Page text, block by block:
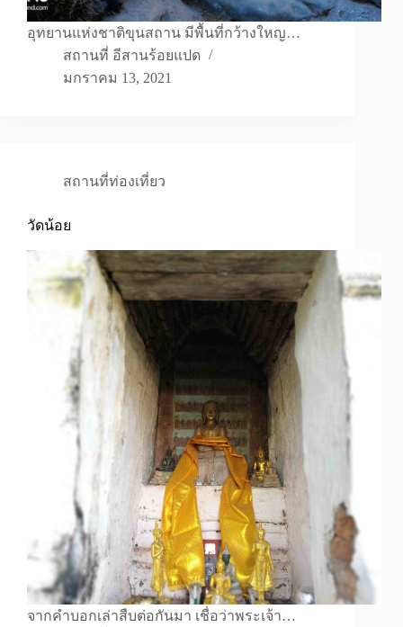
อุทยานแห่งชาติขุนสถาน มีพื้นที่กว้างใหญ…
สถานที่ อีสานร้อยแปด
มกราคม 13, 2021
สถานที่ท่องเที่ยว
วัดน้อย
จากคำบอกเล่าสืบต่อกันมา เชื่อว่าพระเจ้า…